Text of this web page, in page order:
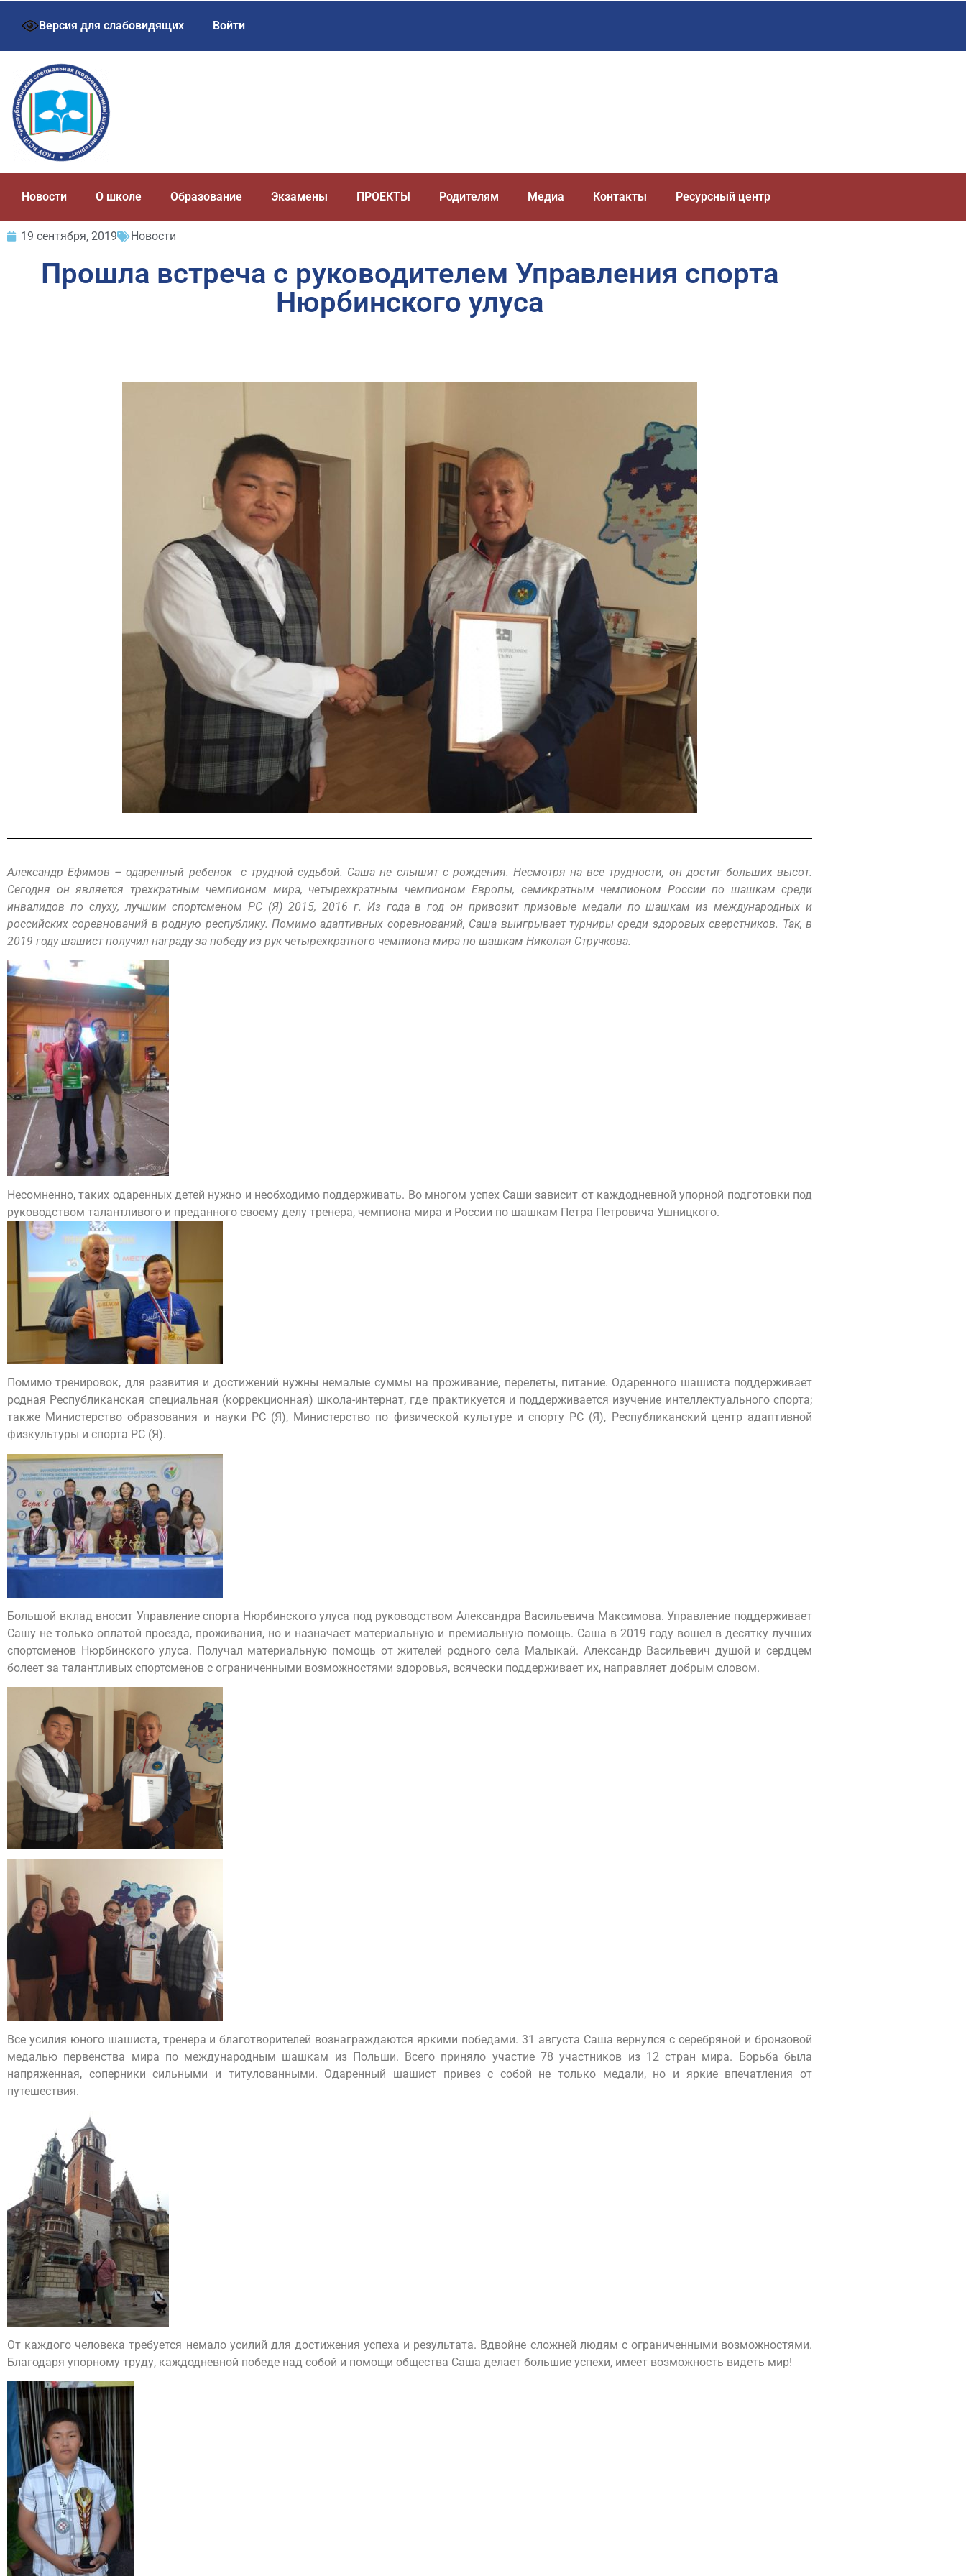
Версия для слабовидящих Войти
Новости О школе Образование Экзамены ПРОЕКТЫ Родителям Медиа Контакты Ресурсный центр
19 сентября, 2019 Новости
Прошла встреча с руководителем Управления спорта
Нюрбинского улуса
Александр Ефимов – одаренный ребенок с трудной судьбой. Саша не слышит с рождения. Несмотря на все трудности, он достиг больших высот.
Сегодня он является трехкратным чемпионом мира, четырехкратным чемпионом Европы, семикратным чемпионом России по шашкам среди
инвалидов по слуху, лучшим спортсменом РС (Я) 2015, 2016 г. Из года в год он привозит призовые медали по шашкам из международных и
российских соревнований в родную республику. Помимо адаптивных соревнований, Саша выигрывает турниры среди здоровых сверстников. Так, в
2019 году шашист получил награду за победу из рук четырехкратного чемпиона мира по шашкам Николая Стручкова.
Несомненно, таких одаренных детей нужно и необходимо поддерживать. Во многом успех Саши зависит от каждодневной упорной подготовки под
руководством талантливого и преданного своему делу тренера, чемпиона мира и России по шашкам Петра Петровича Ушницкого.
Помимо тренировок, для развития и достижений нужны немалые суммы на проживание, перелеты, питание. Одаренного шашиста поддерживает
родная Республиканская специальная (коррекционная) школа-интернат, где практикуется и поддерживается изучение интеллектуального спорта;
также Министерство образования и науки РС (Я), Министерство по физической культуре и спорту РС (Я), Республиканский центр адаптивной
физкультуры и спорта РС (Я).
Большой вклад вносит Управление спорта Нюрбинского улуса под руководством Александра Васильевича Максимова. Управление поддерживает
Сашу не только оплатой проезда, проживания, но и назначает материальную и премиальную помощь. Саша в 2019 году вошел в десятку лучших
спортсменов Нюрбинского улуса. Получал материальную помощь от жителей родного села Малыкай. Александр Васильевич душой и сердцем
болеет за талантливых спортсменов с ограниченными возможностями здоровья, всячески поддерживает их, направляет добрым словом.
Все усилия юного шашиста, тренера и благотворителей вознаграждаются яркими победами. 31 августа Саша вернулся с серебряной и бронзовой
медалью первенства мира по международным шашкам из Польши. Всего приняло участие 78 участников из 12 стран мира. Борьба была
напряженная, соперники сильными и титулованными. Одаренный шашист привез с собой не только медали, но и яркие впечатления от
путешествия.
От каждого человека требуется немало усилий для достижения успеха и результата. Вдвойне сложней людям с ограниченными возможностями.
Благодаря упорному труду, каждодневной победе над собой и помощи общества Саша делает большие успехи, имеет возможность видеть мир!